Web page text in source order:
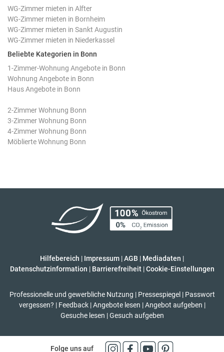
WG-Zimmer mieten in Alfter
WG-Zimmer mieten in Bornheim
WG-Zimmer mieten in Sankt Augustin
WG-Zimmer mieten in Niederkassel
Beliebte Kategorien in Bonn
1-Zimmer-Wohnung Angebote in Bonn
Wohnung Angebote in Bonn
Haus Angebote in Bonn
2-Zimmer Wohnung Bonn
3-Zimmer Wohnung Bonn
4-Zimmer Wohnung Bonn
Möblierte Wohnung Bonn
Hilfebereich | Impressum |AGB | Mediadaten |
Datenschutzinformation | Barrierefreiheit | Cookie-Einstellungen
Professionelle und gewerbliche Nutzung | Pressespiegel | Passwort
vergessen? | Feedback | Angebote lesen | Angebot aufgeben |
Gesuche lesen | Gesuch aufgeben
Folge uns auf